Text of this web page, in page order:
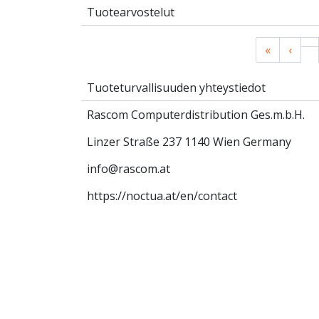
Tuotearvostelut
« ‹
Tuoteturvallisuuden yhteystiedot
Rascom Computerdistribution Ges.m.b.H.
Linzer Straße 237 1140 Wien Germany
info@rascom.at
https://noctua.at/en/contact